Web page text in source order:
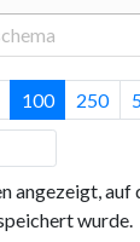
100 250
angezeigt, auf
wurde.